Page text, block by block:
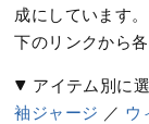
成にしています
下のリンクから
▼ アイテム別に
袖ジャージ ／ ウ